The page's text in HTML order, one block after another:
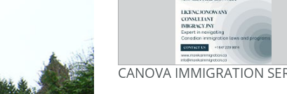
CANOVA IMMIGRATION